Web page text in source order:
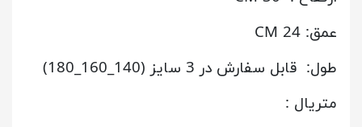
عمق: 24 CM
طول: قابل سفارش در 3 سایز (140_160_180)
متریال :